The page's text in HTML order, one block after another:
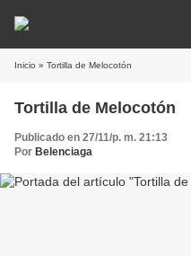
Inicio » Tortilla de Melocotón
Tortilla de Melocotón
Publicado en 27/11/p. m. 21:13
Por Belenciaga